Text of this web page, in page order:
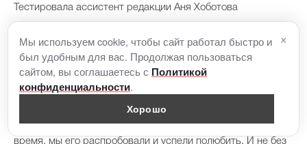
Тестировала ассистент редакции Аня Хоботова
Когда бренд наконец привез этот легендарный консилер
на наш рынок, все русское бьюти-сообщество
затрепетало от нетерпения (наши американские и
время, мы его распробовали и успели полюбить. И не без
Мы используем cookie, чтобы сайт работал быстро и
был удобным для вас. Продолжая пользоваться
сайтом, вы соглашаетесь с Политикой
конфиденциальности.
Хорошо
×